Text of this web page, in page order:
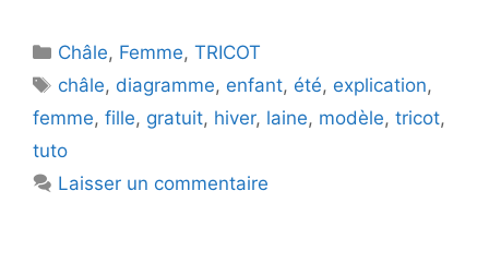
Catégories
Châle, Femme,TRICOT
Étiquettes
châle, diagramme, enfant, été, explication,
femme, fille, gratuit, hiver, laine, modèle, tricot,
tuto
Laisser un commentaire